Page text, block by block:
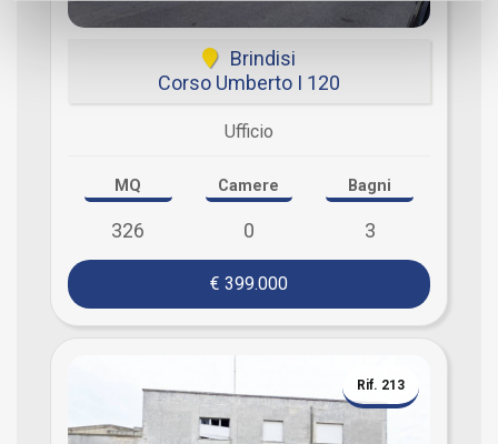
Brindisi
Corso Umberto I 120
Ufficio
MQ
326
Camere
0
Bagni
3
€ 399.000
Rif. 213